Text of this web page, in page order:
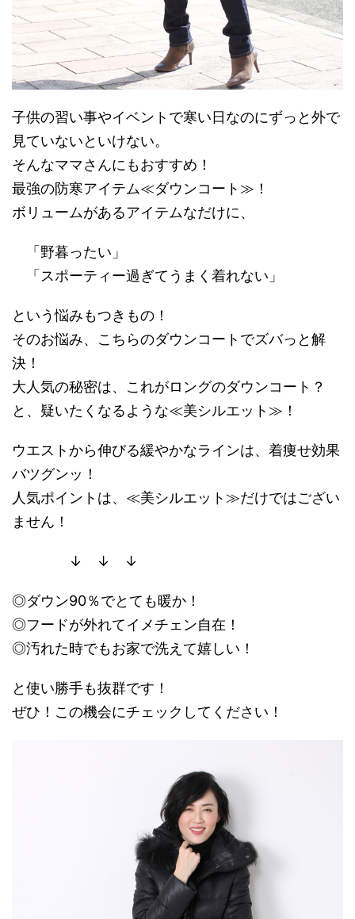
子供の習い事やイベントで寒い日なのにずっと外で
見ていないといけない。
そんなママさんにもおすすめ！
最強の防寒アイテム≪ダウンコート≫！
ボリュームがあるアイテムなだけに、
「野暮ったい」
「スポーティー過ぎてうまく着れない」
という悩みもつきもの！
そのお悩み、こちらのダウンコートでズバっと解
決！
大人気の秘密は、これがロングのダウンコート？
と、疑いたくなるような≪美シルエット≫！
ウエストから伸びる緩やかなラインは、着痩せ効果
バツグンッ！
人気ポイントは、≪美シルエット≫だけではござい
ません！
↓ ↓ ↓
◎ダウン90％でとても暖か！
◎フードが外れてイメチェン自在！
◎汚れた時でもお家で洗えて嬉しい！
と使い勝手も抜群です！
ぜひ！この機会にチェックしてください！